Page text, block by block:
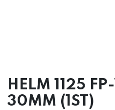
HELM 1125
30MM (1ST)